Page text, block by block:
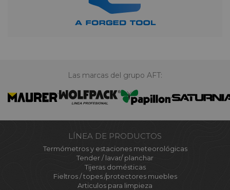
Las marcas del grupo AFT:
LÍNEA DE PRODUCTOS
Termómetros y estaciones meteorológicas
Tender / lavar/ planchar
Tijeras domésticas
Fieltros / topes /protectores muebles
Articulos para limpieza